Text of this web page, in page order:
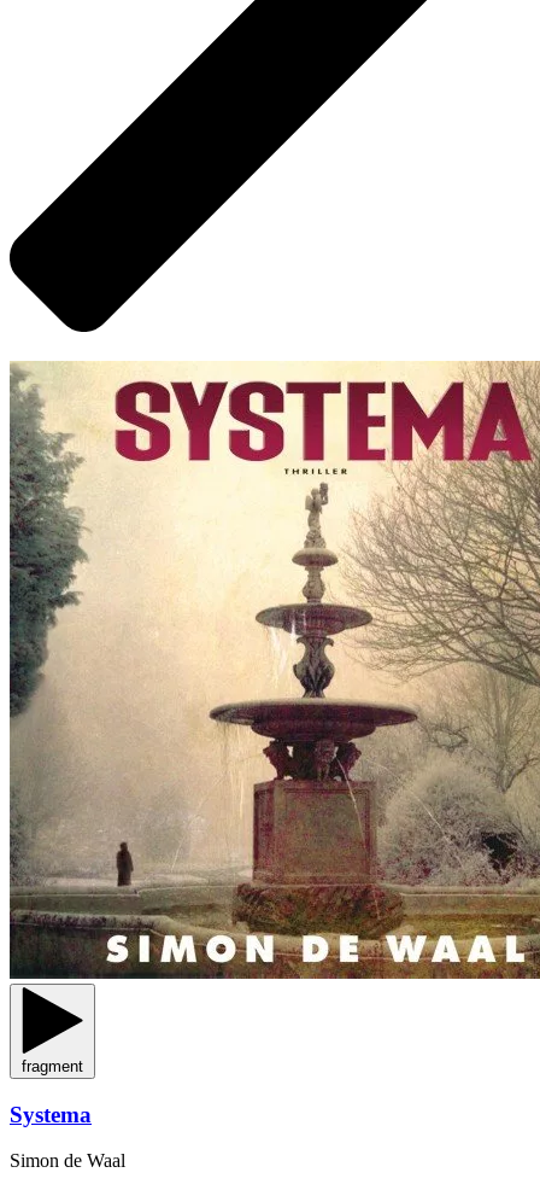
fragment
Systema
Simon de Waal